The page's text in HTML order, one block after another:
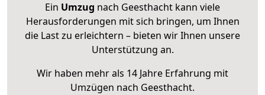
Ein Umzug nach Geesthacht kann viele
Herausforderungen mit sich bringen, um Ihnen
die Last zu erleichtern – bieten wir Ihnen unsere
Unterstützung an.
Wir haben mehr als 14 Jahre Erfahrung mit
Umzügen nach Geesthacht.